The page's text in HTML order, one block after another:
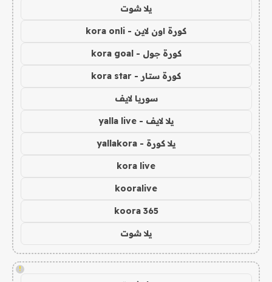
يلا شوت
كورة اون لاين - kora onli
كورة جول - kora goal
كورة ستار - kora star
سوريا لايف
يلا لايف - yalla live
يلا كورة - yallakora
kora live
kooralive
koora 365
يلا شوت
!